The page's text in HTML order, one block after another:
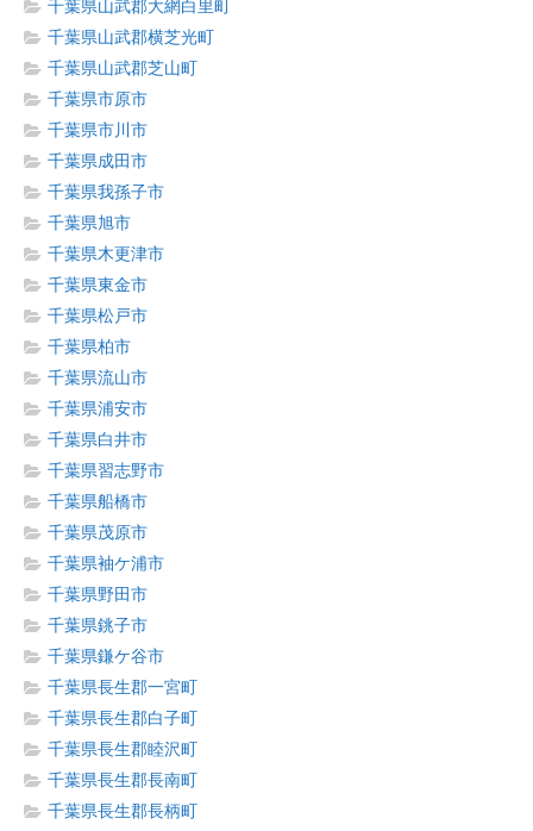
千葉県山武郡大網白里町
千葉県山武郡横芝光町
千葉県山武郡芝山町
千葉県市原市
千葉県市川市
千葉県成田市
千葉県我孫子市
千葉県旭市
千葉県木更津市
千葉県東金市
千葉県松戸市
千葉県柏市
千葉県流山市
千葉県浦安市
千葉県白井市
千葉県習志野市
千葉県船橋市
千葉県茂原市
千葉県袖ケ浦市
千葉県野田市
千葉県銚子市
千葉県鎌ケ谷市
千葉県長生郡一宮町
千葉県長生郡白子町
千葉県長生郡睦沢町
千葉県長生郡長南町
千葉県長生郡長柄町